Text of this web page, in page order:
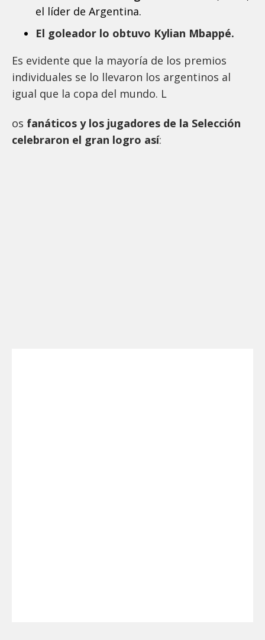
el líder de Argentina.
El goleador lo obtuvo Kylian Mbappé.
Es evidente que la mayoría de los premios
individuales se lo llevaron los argentinos al
igual que la copa del mundo. L
os fanáticos y los jugadores de la Selección
celebraron el gran logro así: